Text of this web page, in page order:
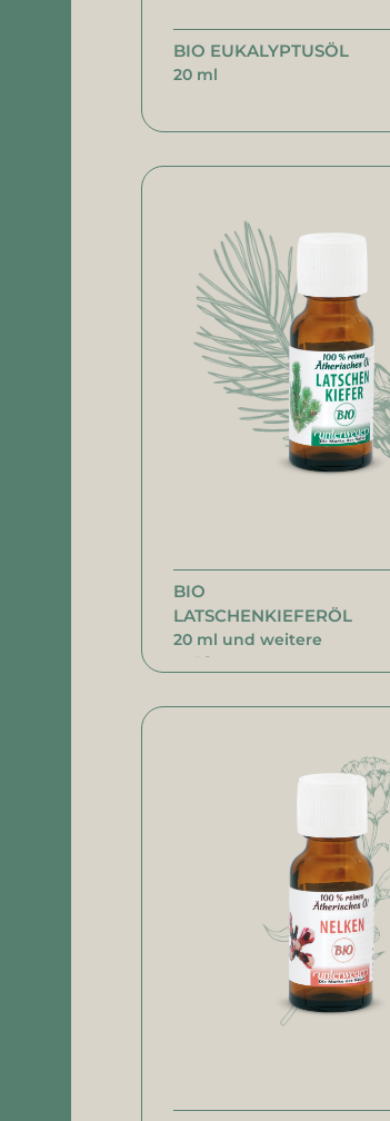
BIO EUKALYPTUSÖL
20 ml
BIO
LATSCHENKIEFERÖL
20 ml und weitere
Größen